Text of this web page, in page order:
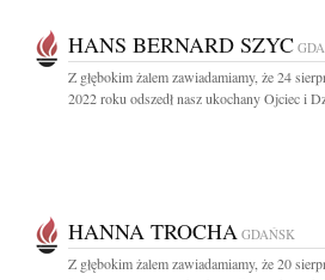
HANS BERNARD SZYC
Z głębokim żalem zawiadamiamy, że 24
2022 roku odszedł nasz ukochany Ojciec i
HANNA TROCHA GDAŃSK
Z głębokim żalem zawiadamiamy, że 20